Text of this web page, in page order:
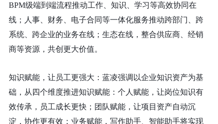
BPM级端到端流程推动工作、知识、学习等高效协同在
线；人事、财务、电子合同等一体化服务推动跨部门、跨
系统、跨企业的业务在线；生态在线，整合供应商、经销
商等资源，共创更大价值。
知识赋能，让员工更强大：蓝凌强调以企业知识资产为基
础，从四个维度推进知识赋能：个人赋能，让岗位知识有
效传承，员工成长更快；团队赋能，让项目资产自动沉
淀，协作更有效；业务赋能，写作助手、智能助手将实现